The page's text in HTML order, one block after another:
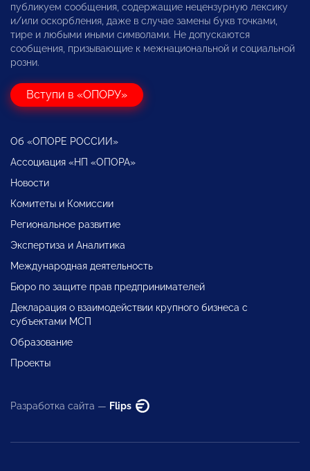
публикуем сообщения, содержащие нецензурную лексику
и/или оскорбления, даже в случае замены букв точками,
тире и любыми иными символами. Не допускаются
сообщения, призывающие к межнациональной и социальной
розни.
Вступи в «ОПОРУ»
Об «ОПОРЕ РОССИИ»
Ассоциация «НП «ОПОРА»
Новости
Комитеты и Комиссии
Региональное развитие
Экспертиза и Аналитика
Международная деятельность
Бюро по защите прав предпринимателей
Декларация о взаимодействии крупного бизнеса с
субъектами МСП
Образование
Проекты
Разработка сайта — Flips